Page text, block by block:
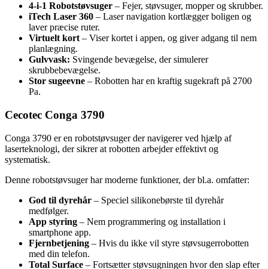
4-i-1 Robotstøvsuger – Fejer, støvsuger, mopper og skrubber.
iTech Laser 360 – Laser navigation kortlægger boligen og
laver præcise ruter.
Virtuelt kort – Viser kortet i appen, og giver adgang til nem
planlægning.
Gulvvask: Svingende bevægelse, der simulerer
skrubbebevægelse.
Stor sugeevne – Robotten har en kraftig sugekraft på 2700
Pa.
Cecotec Conga 3790
Conga 3790 er en robotstøvsuger der navigerer ved hjælp af
laserteknologi, der sikrer at robotten arbejder effektivt og
systematisk.
Denne robotstøvsuger har moderne funktioner, der bl.a. omfatter:
God til dyrehår – Speciel silikonebørste til dyrehår
medfølger.
App styring – Nem programmering og installation i
smartphone app.
Fjernbetjening – Hvis du ikke vil styre støvsugerrobotten
med din telefon.
Total Surface – Fortsætter støvsugningen hvor den slap efter